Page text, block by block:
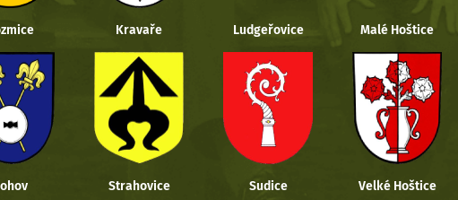
Kravaře Ludgeřovice Malé Hoštice
Strahovice Sudice Velké Hoštice